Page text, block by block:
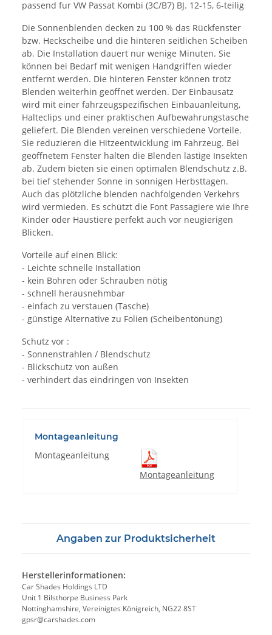
passend fur VW Passat Kombi (3C/B7) BJ. 12-15, 6-teilig
Die Sonnenblenden decken zu 100 % das Rückfenster
bzw. Heckscheibe und die hinteren seitlichen Scheiben
ab. Die Installation dauert nur wenige Minuten. Sie
können bei Bedarf mit wenigen Handgriffen wieder
entfernt werden. Die hinteren Fenster können trotz
Blenden weiterhin geöffnet werden. Der Einbausatz
wird mit einer fahrzeugspezifischen Einbauanleitung,
Halteclips und einer praktischen Aufbewahrungstasche
geliefert. Die Blenden vereinen verschiedene Vorteile.
Sie reduzieren die Hitzeentwicklung im Fahrzeug. Bei
geöffnetem Fenster halten die Blenden lästige Insekten
ab. Zudem bieten sie einen optimalen Blendschutz z.B.
bei tief stehender Sonne in sonnigen Herbsttagen.
Auch das plötzliche blenden nachfolgenden Verkehrs
wird vermieden. Es schützt die Font Passagiere wie Ihre
Kinder oder Haustiere perfekt auch vor neugierigen
Blicken.
Vorteile auf einen Blick:
- Leichte schnelle Installation
- kein Bohren oder Schrauben nötig
- schnell herausnehmbar
- einfach zu verstauen (Tasche)
- günstige Alternative zu Folien (Scheibentönung)
Schutz vor :
- Sonnenstrahlen / Blendschutz
- Blickschutz von außen
- verhindert das eindringen von Insekten
Montageanleitung
Montageanleitung
Montageanleitung
Angaben zur Produktsicherheit
Herstellerinformationen:
Car Shades Holdings LTD
Unit 1 Bilsthorpe Business Park
Nottinghamshire, Vereinigtes Königreich, NG22 8ST
gpsr@carshades.com